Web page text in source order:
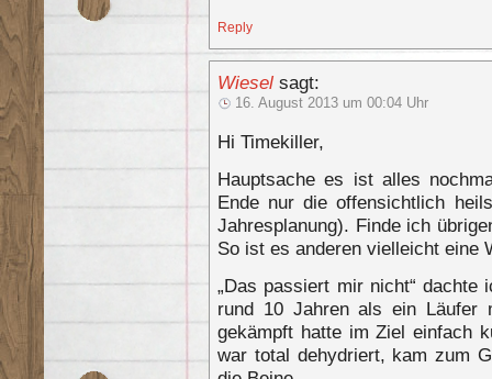
Reply
Wiesel sagt:
16. August 2013 um 00:04 Uhr
Hi Timekiller,
Hauptsache es ist alles
Ende nur die offensichtlich
Jahresplanung). Finde ich
So ist es anderen vielleicht eine
„Das passiert mir nicht“
rund 10 Jahren als ein
gekämpft hatte im Ziel einfach
war total dehydriert, kam zum